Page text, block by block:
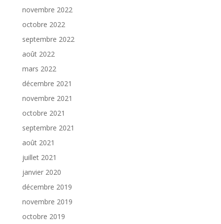
novembre 2022
octobre 2022
septembre 2022
août 2022
mars 2022
décembre 2021
novembre 2021
octobre 2021
septembre 2021
août 2021
juillet 2021
janvier 2020
décembre 2019
novembre 2019
octobre 2019